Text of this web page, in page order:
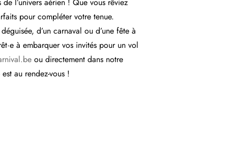
pour compléter votre tenue.
d’un carnaval ou d’une fête à
à embarquer vos invités pour un vol
ou directement dans notre
au rendez-vous !